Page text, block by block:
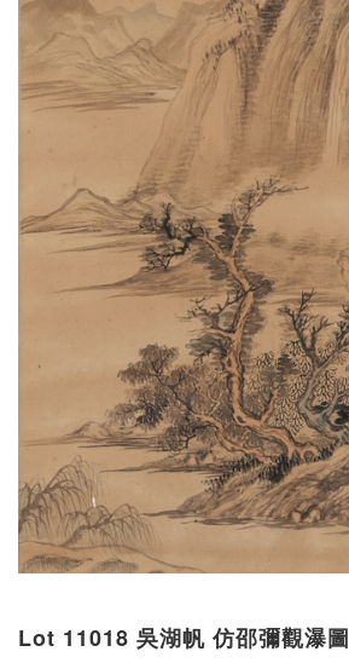
Lot 11018 吳湖帆 仿邵彌觀瀑圖